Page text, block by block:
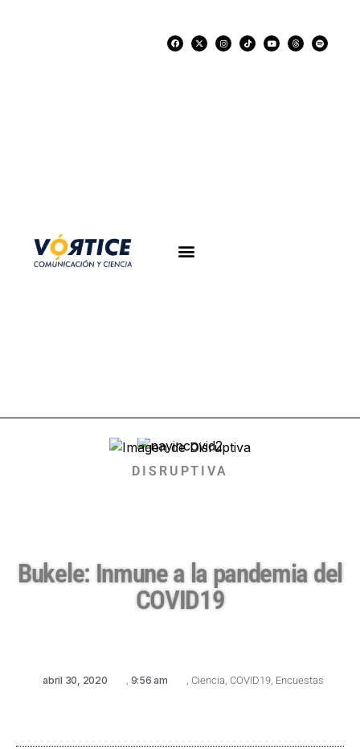
DISRUPTIVA
Bukele: Inmune a la pandemia del
COVID19
abril 30, 2020 9:56 am Ciencia COVID19, Encuestas